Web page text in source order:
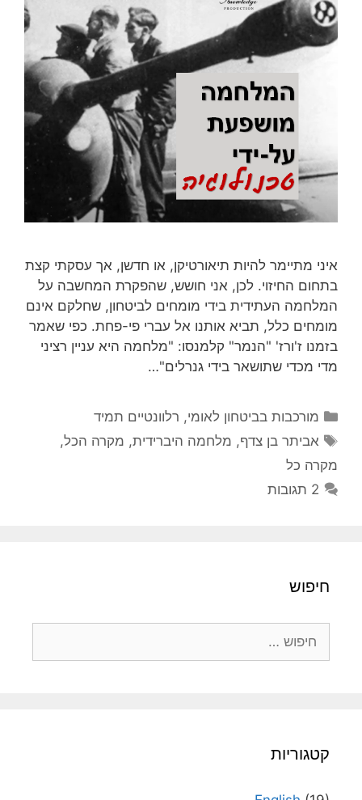
איני מתיימר להיות תיאורטיקן, או חדשן, אך עסקתי קצת
בתחום החיזוי. לכן, אני חושש, שהפקרת המחשבה על
המלחמה העתידית בידי מומחים לביטחון, שחלקם אינם
מומחים כלל, תביא אותנו אל עברי פי-פחת. כפי שאמר
בזמנו ז'ורז' "הנמר" קלמנסו: "מלחמה היא עניין רציני
מדי מכדי שתושאר בידי גנרלים"…
קטגוריות
מורכבות בביטחון לאומי, רלוונטיים תמיד
תגיות
אביתר בן צדף, מלחמה היברידית, מקרה הכל,
מקרה כל
2 תגובות
חיפוש
קטגוריות